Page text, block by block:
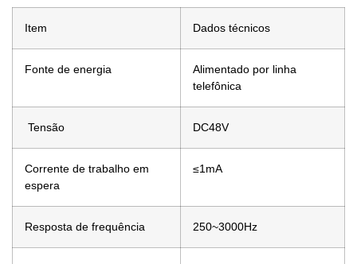
Item Dados técnicos
Fonte de energia
Alimentado por linha
telefônica
Tensão DC48V
Corrente de trabalho em
espera
≤1mA
Resposta de frequência 250~3000Hz